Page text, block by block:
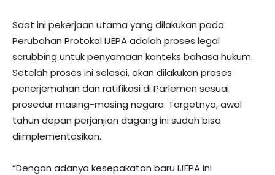
Saat ini pekerjaan utama yang dilakukan pada
Perubahan Protokol IJEPA adalah proses legal
scrubbing untuk penyamaan konteks bahasa hukum.
Setelah proses ini selesai, akan dilakukan proses
penerjemahan dan ratifikasi di Parlemen sesuai
prosedur masing-masing negara. Targetnya, awal
tahun depan perjanjian dagang ini sudah bisa
diimplementasikan.
“Dengan adanya kesepakatan baru IJEPA ini